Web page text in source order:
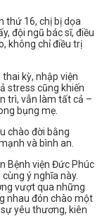
thứ 16, chị bị dọa
đội ngũ bác sĩ, điều
không chỉ điều trị
kỳ, nhập viện
stress cũng khiến
trì, vẫn làm tất cả –
bụng mẹ.
chào đời bằng
và bình an.
Bệnh viện Đức Phúc
ý nghĩa này.
vượt qua những
nhau đón chào một
yêu thương, kiên